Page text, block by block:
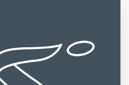
die lokale Kultur zu
kulinarischen Spezialitäten
Kombination aus
reicher Geschichte und
macht Ligurien zu einem
alle, die die Schönheit und